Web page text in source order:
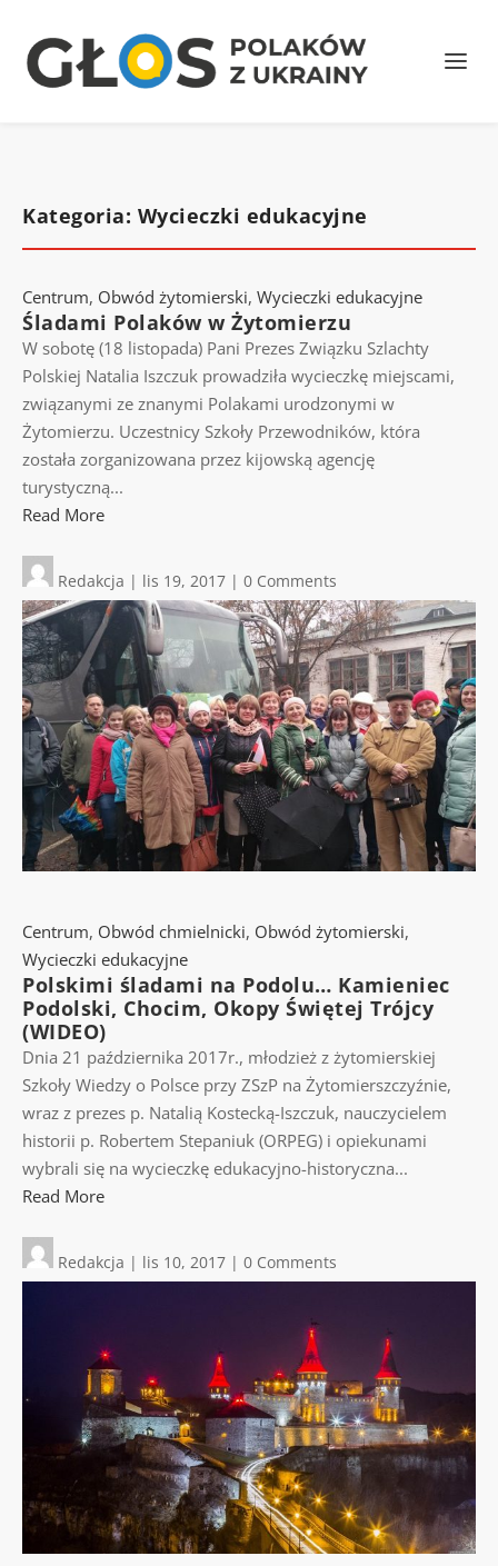
Kategoria: Wycieczki edukacyjne
Centrum, Obwód żytomierski,Wycieczki edukacyjne
Śladami Polaków w Żytomierzu
W sobotę (18 listopada) Pani Prezes Związku Szlachty
Polskiej Natalia Iszczuk prowadziła wycieczkę miejscami,
związanymi ze znanymi Polakami urodzonymi w
Żytomierzu. Uczestnicy Szkoły Przewodników, która
została zorganizowana przez kijowską agencję
turystyczną...
Read More
Redakcja | lis 19, 2017 |0 Comments
Centrum, Obwód chmielnicki, Obwód żytomierski,
Wycieczki edukacyjne
Polskimi śladami na Podolu… Kamieniec
Podolski, Chocim, Okopy Świętej Trójcy
(WIDEO)
Dnia 21 października 2017r., młodzież z żytomierskiej
Szkoły Wiedzy o Polsce przy ZSzP na Żytomierszczyźnie,
wraz z prezes p. Natalią Kostecką-Iszczuk, nauczycielem
historii p. Robertem Stepaniuk (ORPEG) i opiekunami
wybrali się na wycieczkę edukacyjno-historyczna...
Read More
Redakcja | lis 10, 2017 |0 Comments